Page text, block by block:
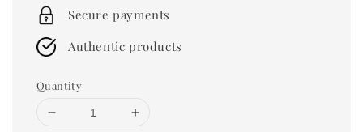
Secure payments
Authentic products
Quantity